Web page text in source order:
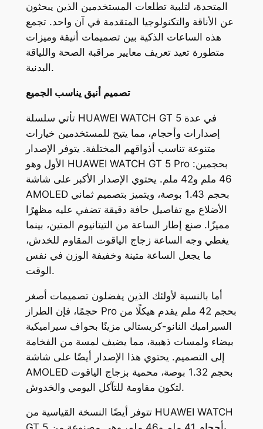
المتحدة، لتلبية تطلعات المستخدمين الذين يبحثون
عن الأناقة والتكنولوجيا المتقدمة في آن واحد. تجمع
هذه الساعات الذكية بين تصميمات أنيقة وميزات
متطورة تعيد تعريف معايير مراقبة الصحة واللياقة
البدنية.
تصميم أنيق يناسب الجميع
تأتي سلسلة HUAWEI WATCH GT 5 في عدة
إصدارات وأحجام، مما يتيح للمستخدمين خيارات
متنوعة تناسب أذواقهم المختلفة. يتوفر الإصدار
الأول وهو HUAWEI WATCH GT 5 Pro بحجمين:
46 ملم و42 ملم. يحتوي الإصدار الأكبر على شاشة
AMOLED بحجم 1.43 بوصة، ويتميز بتصميم ثماني
الأضلاع مع تفاصيل حافة دقيقة تضفي عليه مظهرًا
مميزًا. صنع إطار الساعة من التيتانيوم المتين، بينما
يغطي وجه الساعة زجاج الياقوت المقاوم للخدش،
ما يجعل الساعة متينة وخفيفة الوزن في نفس
الوقت.
أما بالنسبة لأولئك الذين يفضلون تصميمات أصغر
حجمًا، فإن الطراز Pro بحجم 42 ملم يقدم هيكلًا من
السيراميك النانو-كريستالي مزينًا بحواف سيراميكية
بيضاء ولمسات ذهبية، مما يضيف لمسة من الفخامة
إلى التصميم. يحتوي هذا الإصدار أيضًا على شاشة
AMOLED بحجم 1.32 بوصة، محمية بزجاج الياقوت
لتكون مقاومة للتآكل اليومي والخدوش.
تتوفر أيضًا النسخة القياسية من HUAWEI WATCH